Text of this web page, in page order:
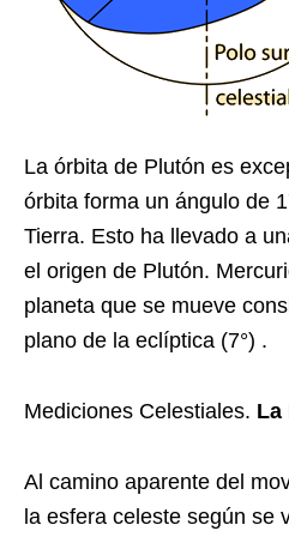
La órbita de Plutón es
órbita forma un ángulo de
Tierra. Esto ha llevado a
el origen de Plutón.
planeta que se mueve
plano de la eclíptica (7°) .
Mediciones Celestiales. La
Al camino aparente del
la esfera celeste según se